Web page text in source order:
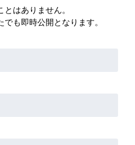
はありません。
も即時公開となります。